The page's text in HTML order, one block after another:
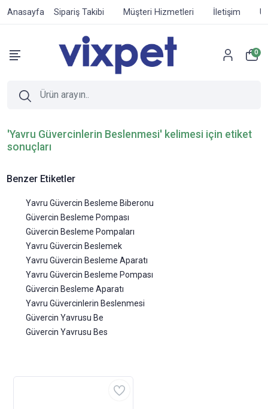
Anasayfa Sipariş Takibi Müşteri Hizmetleri İletişim
0
'Yavru Güvercinlerin Beslenmesi' kelimesi için etiket
sonuçları
Benzer Etiketler
Yavru Güvercin Besleme Biberonu
Güvercin Besleme Pompası
Güvercin Besleme Pompaları
Yavru Güvercin Beslemek
Yavru Güvercin Besleme Aparatı
Yavru Güvercin Besleme Pompası
Güvercin Besleme Aparatı
Yavru Güvercinlerin Beslenmesi
Güvercin Yavrusu Be
Güvercin Yavrusu Bes